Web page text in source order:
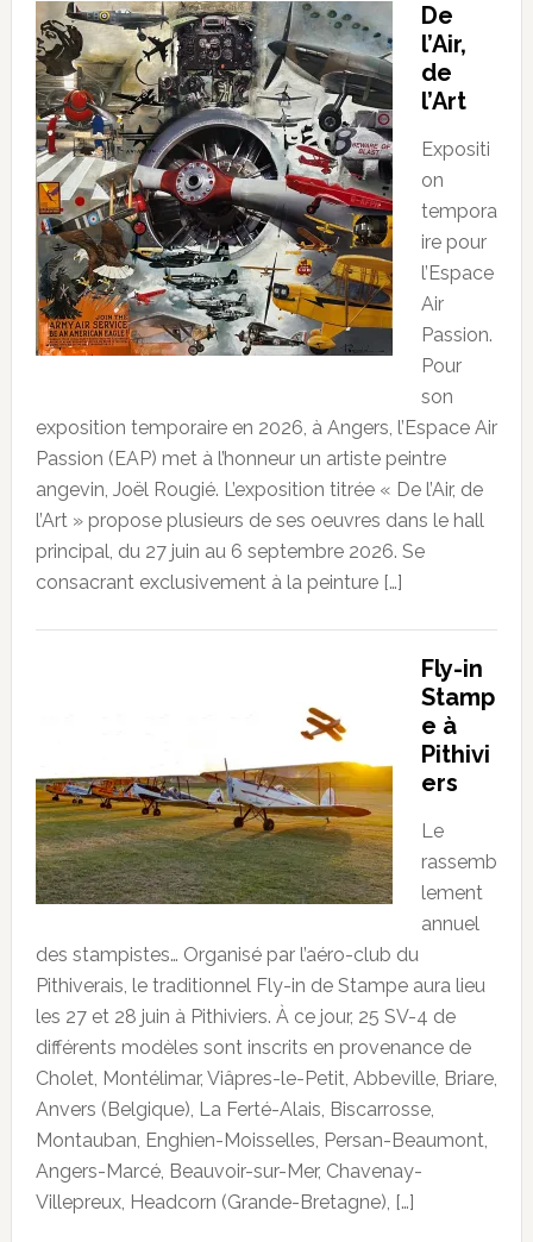
De
l’Air,
de
l’Art
Expositi
on
tempora
ire pour
l’Espace
Air
Passion.
Pour
son
exposition temporaire en 2026, à Angers, l’Espace Air
Passion (EAP) met à l’honneur un artiste peintre
angevin, Joël Rougié. L’exposition titrée « De l’Air, de
l’Art » propose plusieurs de ses oeuvres dans le hall
principal, du 27 juin au 6 septembre 2026. Se
consacrant exclusivement à la peinture […]
Fly-in
Stamp
e à
Pithivi
ers
Le
rassemb
lement
annuel
des stampistes… Organisé par l’aéro-club du
Pithiverais, le traditionnel Fly-in de Stampe aura lieu
les 27 et 28 juin à Pithiviers. À ce jour, 25 SV-4 de
différents modèles sont inscrits en provenance de
Cholet, Montélimar, Viâpres-le-Petit, Abbeville, Briare,
Anvers (Belgique), La Ferté-Alais, Biscarrosse,
Montauban, Enghien-Moisselles, Persan-Beaumont,
Angers-Marcé, Beauvoir-sur-Mer, Chavenay-
Villepreux, Headcorn (Grande-Bretagne), […]